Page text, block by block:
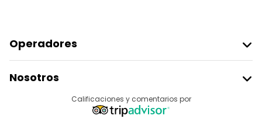
Operadores
Acceder Como Proveedor
Programa De Afiliados
Nosotros
Calificaciones y comentarios por